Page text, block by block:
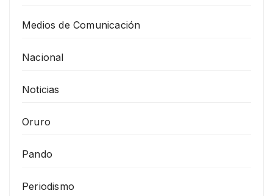
Medios de Comunicación
Nacional
Noticias
Oruro
Pando
Periodismo